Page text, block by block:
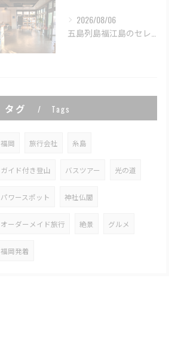
2026/08/06
五島列島福江島のセレンディップホテル五島🏨
タグ Tags
福岡 旅行会社 糸島
ガイド付き登山 バスツアー 光の道
パワースポット 神社仏閣
オーダーメイド旅行 絶景 グルメ
福岡発着